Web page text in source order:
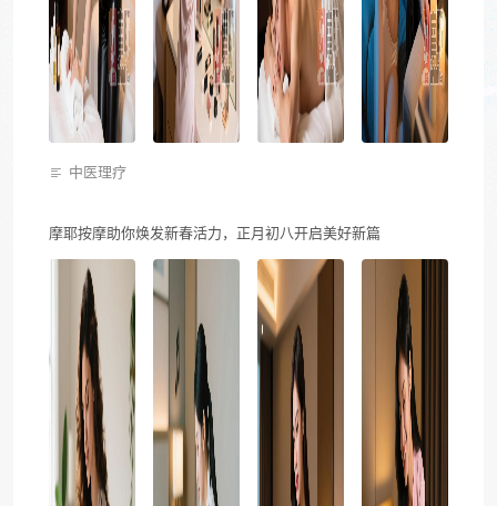
中医理疗
摩耶按摩助你焕发新春活力，正月初八开启美好新篇